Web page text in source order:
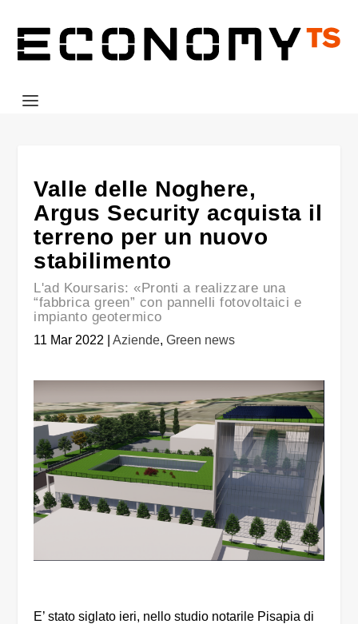
Valle delle Noghere,
Argus Security acquista il
terreno per un nuovo
stabilimento
L'ad Koursaris: «Pronti a realizzare una
“fabbrica green” con pannelli fotovoltaici e
impianto geotermico
11 Mar 2022 |Aziende,Green news
E’ stato siglato ieri, nello studio notarile Pisapia di